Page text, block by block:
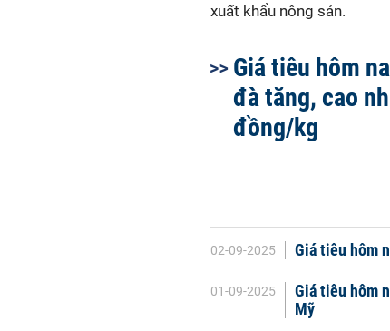
xuất khẩu nông sản.
Giá tiêu hôm
đà tăng, cao
đồng/kg
02-09-2025 Giá tiêu hôm
01-09-2025
Giá tiêu hôm
Mỹ